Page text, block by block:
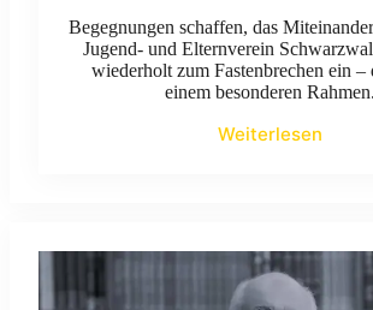
Begegnungen schaffen, das
Jugend- und Elternverein
wiederholt zum Fastenbrechen ein –
einem besonderen Rahmen.
Weiterlesen